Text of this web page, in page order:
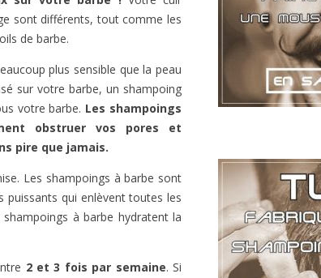
sont différents, tout comme les
de barbe.
plus sensible que la peau
sur votre barbe, un shampoing
votre barbe. Les shampoings
obstruer vos pores et
pire que jamais.
Les shampoings à barbe sont
puissants qui enlèvent toutes les
à barbe hydratent la
2 et 3 fois par semaine. Si